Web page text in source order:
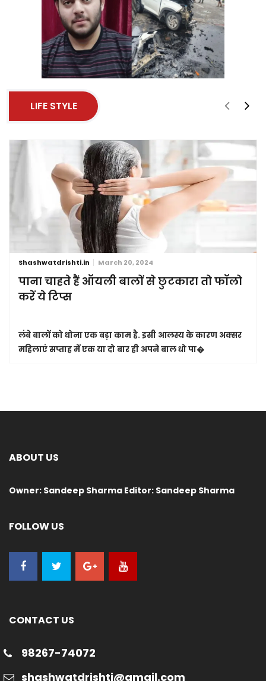
LIFE STYLE
Shashwatdrishti.in March 20, 2024
पाना चाहते हैं ऑयली बालों से छुटकारा तो फॉलो
करें ये टिप्स
लंबे बालों को धोना एक बड़ा काम है. इसी आलस्य के कारण अक्सर
महिलाएं सप्ताह में एक या दो बार ही अपने बाल धो पा�
ABOUT US
Owner: Sandeep Sharma Editor: Sandeep Sharma
FOLLOW US
CONTACT US
98267-74072
shashwatdrishti@gmail.com